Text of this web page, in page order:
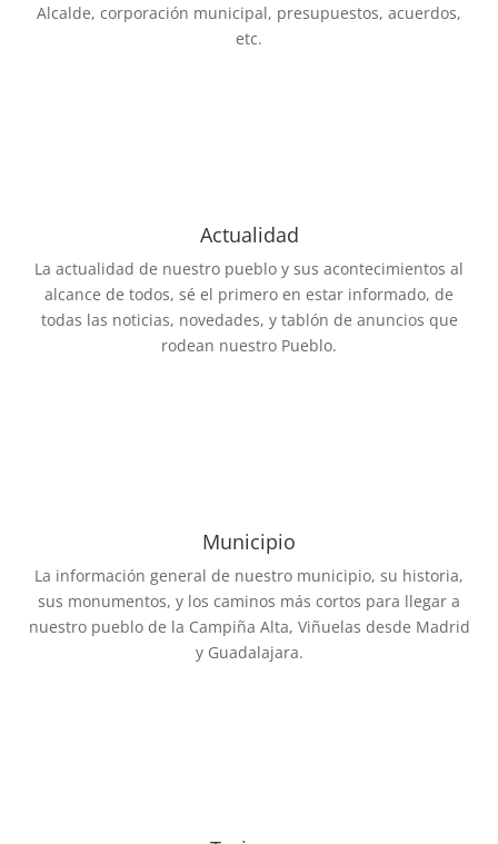
Alcalde, corporación municipal, presupuestos, acuerdos,
etc.
Actualidad
La actualidad de nuestro pueblo y sus acontecimientos al
alcance de todos, sé el primero en estar informado, de
todas las noticias, novedades, y tablón de anuncios que
rodean nuestro Pueblo.
Municipio
La información general de nuestro municipio, su historia,
sus monumentos, y los caminos más cortos para llegar a
nuestro pueblo de la Campiña Alta, Viñuelas desde Madrid
y Guadalajara.